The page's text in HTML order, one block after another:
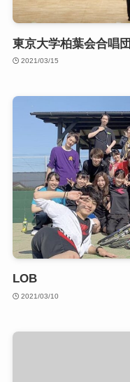
東京大学柏葉会合唱団
2021/03/15
LOB
2021/03/10